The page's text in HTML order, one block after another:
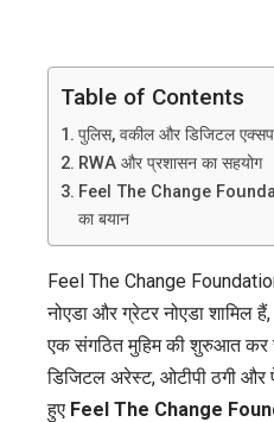
Table of Contents
पुलिस, वकील और डिजिटल
RWA और प्रशासन का सहयोग
Feel The Change
का बयान
Feel The Change
नोएडा और ग्रेटर नोएडा शामिल
एक संगठित मुहिम की शुरुआत
डिजिटल अरेस्ट, ओटीपी ठगी
हुए Feel The Change